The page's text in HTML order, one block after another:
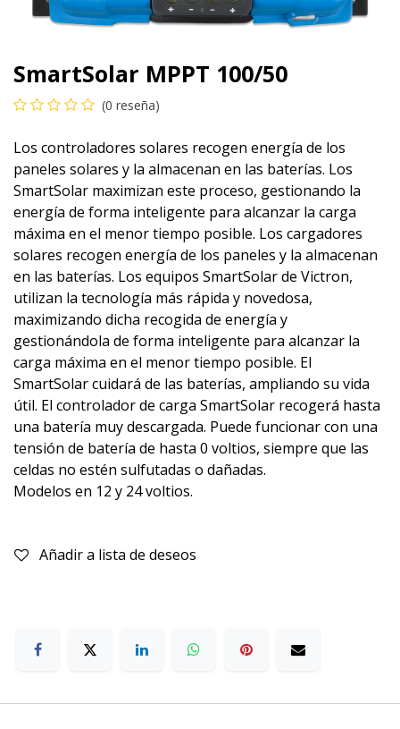
SmartSolar MPPT 100/50
(0 reseña)
Los controladores solares recogen energía de los
paneles solares y la almacenan en las baterías. Los
SmartSolar maximizan este proceso, gestionando la
energía de forma inteligente para alcanzar la carga
máxima en el menor tiempo posible. Los cargadores
solares recogen energía de los paneles y la almacenan
en las baterías. Los equipos SmartSolar de Victron,
utilizan la tecnología más rápida y novedosa,
maximizando dicha recogida de energía y
gestionándola de forma inteligente para alcanzar la
carga máxima en el menor tiempo posible. El
SmartSolar cuidará de las baterías, ampliando su vida
útil. El controlador de carga SmartSolar recogerá hasta
una batería muy descargada. Puede funcionar con una
tensión de batería de hasta 0 voltios, siempre que las
celdas no estén sulfutadas o dañadas.
Modelos en 12 y 24 voltios.
Añadir a lista de deseos